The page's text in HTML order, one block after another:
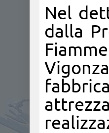
Nel
dalla